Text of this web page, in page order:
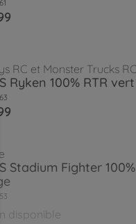
RC et Monster Trucks RC
Ryken 100% RTR vert
Stadium Fighter
disponible